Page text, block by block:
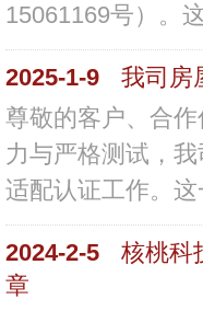
15061169号）。
2025-1-9
我司房
尊敬的客户、合
力与严格测试，
适配认证工作。
2024-2-5
核桃科
章